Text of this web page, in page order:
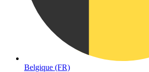
Belgique (FR)